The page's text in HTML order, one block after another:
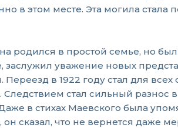
этом месте. Эта могила стала
в простой семье, но
уважение новых
в 1922 году стал для
стал сильный разнос в
в стихах Маевского была
сказал, что не вернется даже